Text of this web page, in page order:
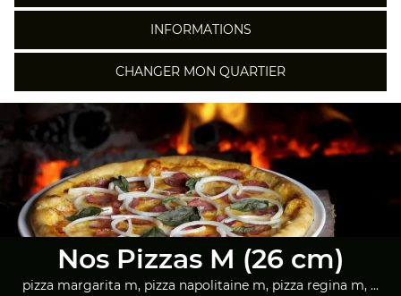
INFORMATIONS
CHANGER MON QUARTIER
Nos Pizzas M (26 cm)
pizza margarita m, pizza napolitaine m, pizza regina m, ...